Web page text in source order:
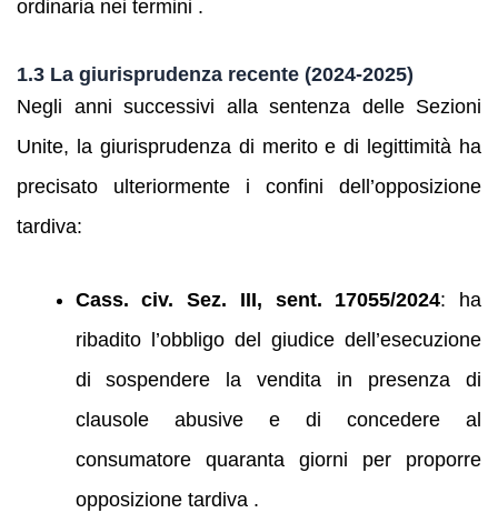
ordinaria nei termini .
1.3 La giurisprudenza recente (2024‑2025)
Negli anni successivi alla sentenza delle Sezioni
Unite, la giurisprudenza di merito e di legittimità ha
precisato ulteriormente i confini dell’opposizione
tardiva:
Cass. civ. Sez. III, sent. 17055/2024: ha
ribadito l’obbligo del giudice dell’esecuzione
di sospendere la vendita in presenza di
clausole abusive e di concedere al
consumatore quaranta giorni per proporre
opposizione tardiva .